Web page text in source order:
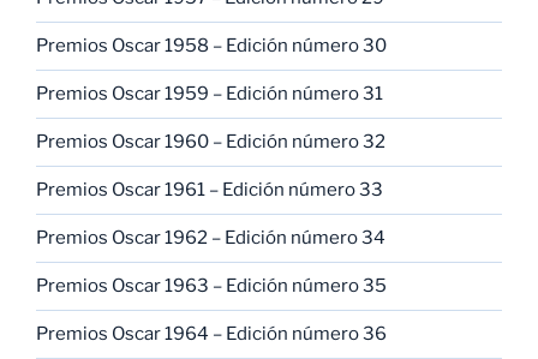
Premios Oscar 1958 – Edición número 30
Premios Oscar 1959 – Edición número 31
Premios Oscar 1960 – Edición número 32
Premios Oscar 1961 – Edición número 33
Premios Oscar 1962 – Edición número 34
Premios Oscar 1963 – Edición número 35
Premios Oscar 1964 – Edición número 36